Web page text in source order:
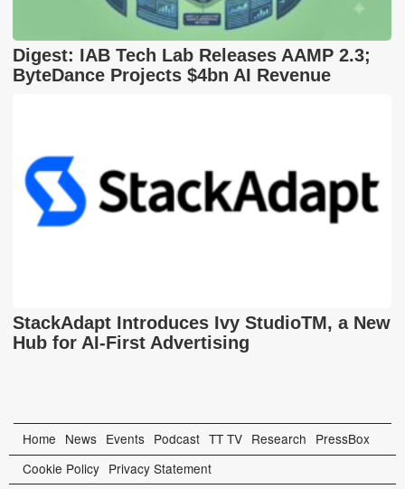
Digest: IAB Tech Lab Releases AAMP 2.3;
ByteDance Projects $4bn AI Revenue
StackAdapt Introduces Ivy StudioTM, a New
Hub for AI-First Advertising
Home News Events Podcast TT TV Research PressBox
Cookie Policy Privacy Statement